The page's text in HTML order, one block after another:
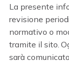
La presente
revisione
normativo o
tramite il sito.
sarà